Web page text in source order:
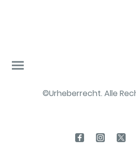
©Urheberrecht. Alle